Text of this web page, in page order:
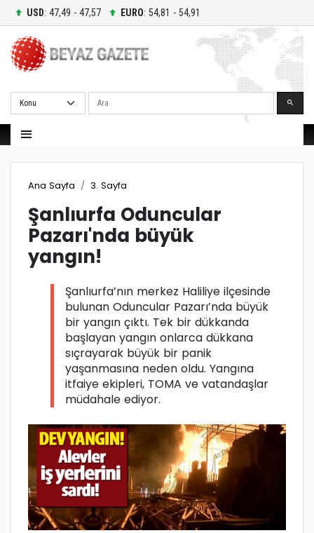
USD: 47,49 - 47,57 EURO: 54,81 - 54,91
Ara
Ana Sayfa 3. Sayfa
Şanlıurfa Oduncular
Pazarı'nda büyük
yangın!
Şanlıurfa’nın merkez Haliliye ilçesinde
bulunan Oduncular Pazarı’nda büyük
bir yangın çıktı. Tek bir dükkanda
başlayan yangın onlarca dükkana
sıçrayarak büyük bir panik
yaşanmasına neden oldu. Yangına
itfaiye ekipleri, TOMA ve vatandaşlar
müdahale ediyor.